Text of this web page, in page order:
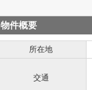
物件概要
所在地
交通